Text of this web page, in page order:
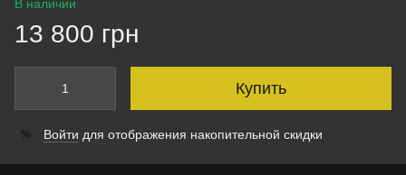
В наличии
13 800 грн
Купить
% Войти для отображения накопительной скидки